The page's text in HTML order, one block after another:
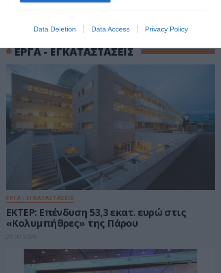
Data Deletion Data Access Privacy Policy
ΕΡΓΑ - ΕΓΚΑΤΑΣΤΑΣΕΙΣ
ΕΡΓΑ - ΕΓΚΑΤΑΣΤΑΣΕΙΣ
ΕΚΤΕΡ: Επένδυση 53,3 εκατ. ευρώ στις
«Κολυμπήθρες» της Πάρου
23.07.2026